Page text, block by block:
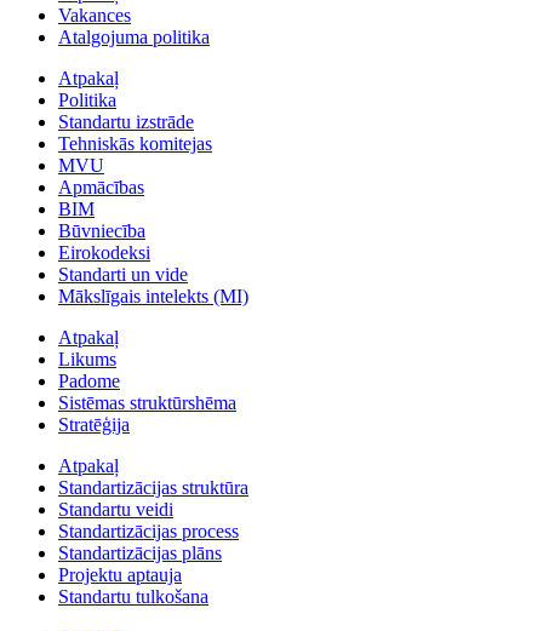
Vakances
Atalgojuma politika
Atpakaļ
Politika
Standartu izstrāde
Tehniskās komitejas
MVU
Apmācības
BIM
Būvniecība
Eirokodeksi
Standarti un vide
Mākslīgais intelekts (MI)
Atpakaļ
Likums
Padome
Sistēmas struktūrshēma
Stratēģija
Atpakaļ
Standartizācijas struktūra
Standartu veidi
Standartizācijas process
Standartizācijas plāns
Projektu aptauja
Standartu tulkošana